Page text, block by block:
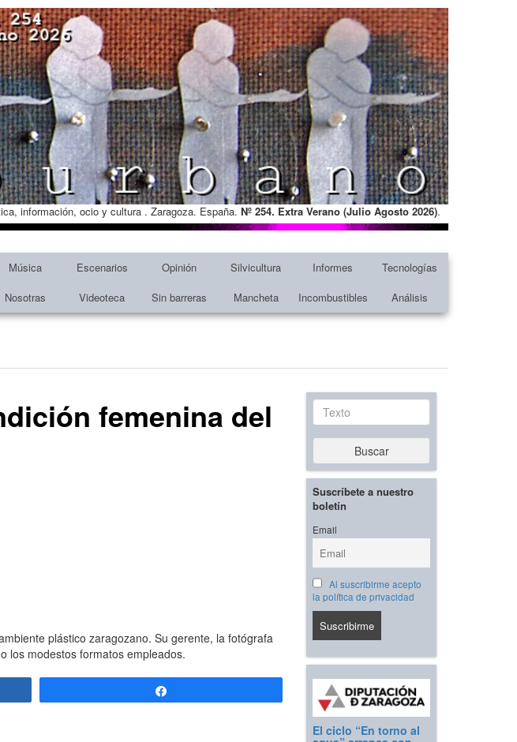
información, ocio y cultura . Zaragoza. España. Nº 254. Extra Verano (Julio Agosto 2026).
Música Escenarios Opinión Silvicultura Informes
Tecnologías
Nosotras Videoteca Sin barreras Mancheta Incombustibles Análisis
femenina del
plástico zaragozano. Su gerente, la fotógrafa
los modestos formatos empleados.
Texto
Buscar
Suscríbete a nuestro
boletín
Email
Al suscribirme acepto
la política de privacidad
El ciclo “En torno al